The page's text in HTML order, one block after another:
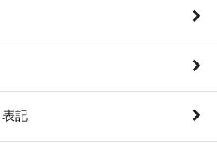
記